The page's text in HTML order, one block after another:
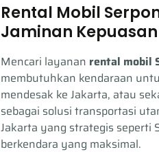
Rental Mobil
Jaminan Kepuasan
Mencari layanan rental mobil
membutuhkan kendaraan
mendesak ke Jakarta, atau
sebagai solusi transportasi
Jakarta yang strategis seperti
berkendara yang maksimal.